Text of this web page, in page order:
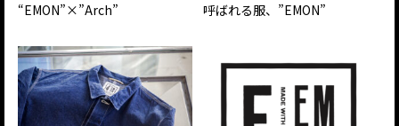
“EMON”×”Arch” 呼ばれる服、”EMON”